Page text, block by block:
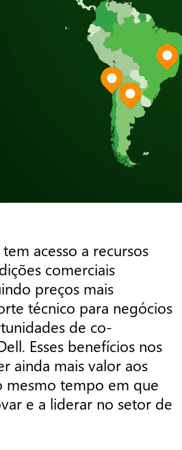
acesso a recursos
comerciais
preços mais
técnico para negócios
de co-
Esses benefícios nos
ainda mais valor aos
mesmo tempo em que
e a liderar no setor de